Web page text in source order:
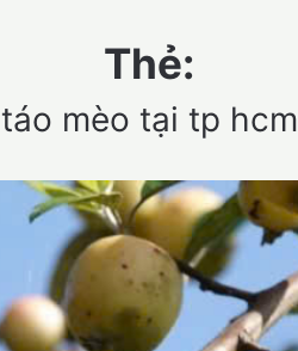
Thẻ:
táo mèo tại tp hcm